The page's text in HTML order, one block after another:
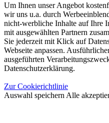
Um Ihnen unser Angebot
wir uns u.a. durch
nicht-werbliche Inhalte auf Ihre
mit ausgewählten Partnern
Sie jederzeit mit Klick auf
Webseite anpassen.
ausgeführten
Datenschutzerklärung.
Zur Cookierichtlinie
Auswahl speichern Alle